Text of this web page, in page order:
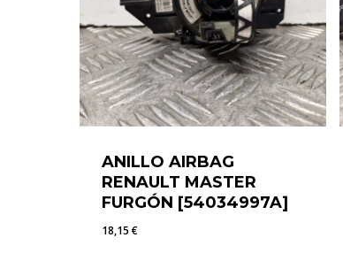
ANILLO AIRBAG
RENAULT MASTER
FURGÓN [54034997A]
18,15€